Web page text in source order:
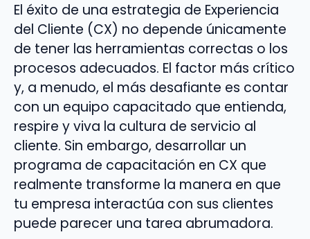
El éxito de una estrategia de Experiencia
del Cliente (CX) no depende únicamente
de tener las herramientas correctas o los
procesos adecuados. El factor más crítico
y, a menudo, el más desafiante es contar
con un equipo capacitado que entienda,
respire y viva la cultura de servicio al
cliente. Sin embargo, desarrollar un
programa de capacitación en CX que
realmente transforme la manera en que
tu empresa interactúa con sus clientes
puede parecer una tarea abrumadora.